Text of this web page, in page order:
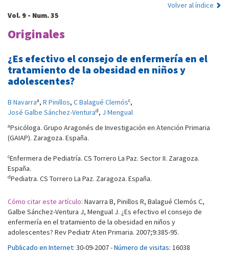
Volver al índice
Vol. 9 - Num. 35
Originales
¿Es efectivo el consejo de enfermería en el
tratamiento de la obesidad en niños y
adolescentes?
B Navarraa, R Pinillos, C Balagué Clemósc,
José Galbe Sánchez-Venturad, J Mengual
aPsicóloga. Grupo Aragonés de Investigación en Atención Primaria
(GAIAP). Zaragoza. España.
cEnfermera de Pediatría. CS Torrero La Paz. Sector II. Zaragoza.
España.
dPediatra. CS Torrero La Paz. Zaragoza. España.
Cómo citar este artículo: Navarra B, Pinillos R, Balagué Clemós C,
Galbe Sánchez-Ventura J, Mengual J. ¿Es efectivo el consejo de
enfermería en el tratamiento de la obesidad en niños y
adolescentes? Rev Pediatr Aten Primaria. 2007;9:385-95.
Publicado en Internet: 30-09-2007 -Número de visitas: 16038